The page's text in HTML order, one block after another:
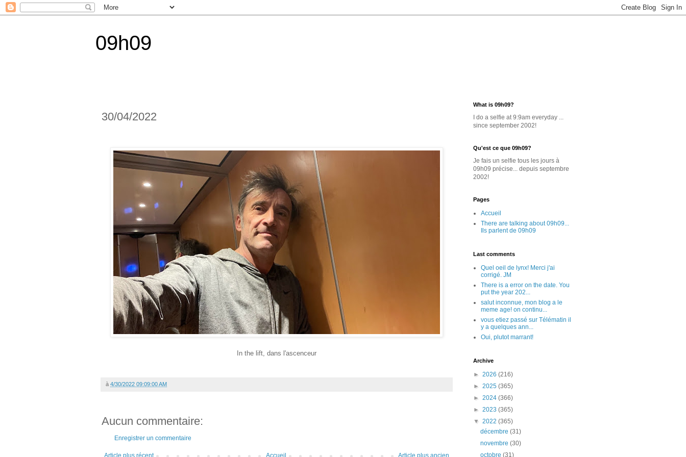
09h09
30/04/2022
In the lift, dans l'ascenceur
à 4/30/2022 09:09:00 AM
Aucun commentaire:
Enregistrer un commentaire
Article plus récent Article plus ancien
Accueil
What is 09h09?
I do a selfie at 9:9am everyday ...
since september 2002!
Qu'est ce que 09h09?
Je fais un selfie tous les jours à
09h09 précise... depuis septembre
2002!
Pages
Accueil
There are talking about 09h09...
Ils parlent de 09h09
Last comments
Quel oeil de lynx! Merci j'ai
corrigé. JM
There is a error on the date. You
put the year 202...
salut inconnue, mon blog a le
meme age! on continu...
vous etiez passé sur Télématin il
y a quelques ann...
Oui, plutot marrant!
Archive
► 2026 (216)
► 2025 (365)
► 2024 (366)
► 2023 (365)
▼ 2022 (365)
décembre(31)
novembre(30)
octobre(31)